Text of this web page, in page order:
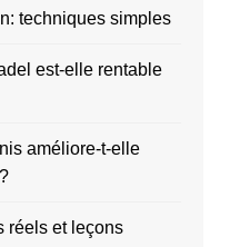
techniques simples
est-elle rentable
améliore-t-elle
réels et leçons